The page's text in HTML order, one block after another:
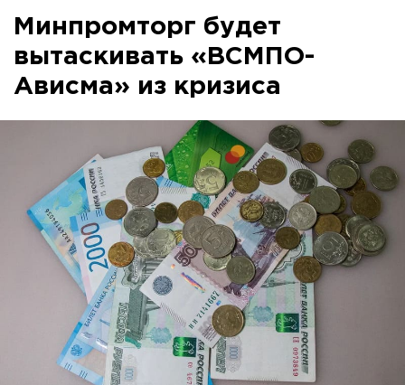
Минпромторг будет
вытаскивать «ВСМПО-
Ависма» из кризиса